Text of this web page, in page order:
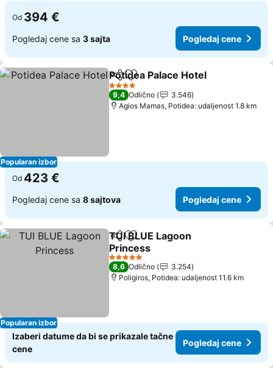
Od 394 €
Pogledaj cene sa 3 sajta Pogledaj cene
Popularan izbor
Deli Dodati u favorite
Potidea Palace Hotel
4 Zvezdice
9,4 Odlično
3.546
Agios Mamas, Potidea: udaljenost 1.8 km
Od 423 €
Pogledaj cene sa 8 sajtova Pogledaj cene
Popularan izbor
Deli Dodati u favorite
TUI BLUE Lagoon
Princess
5 Zvezdice
8,6 Odlično
3.254
Poligiros, Potidea: udaljenost 11.6 km
Izaberi datume da bi se prikazale tačne
cene
Pogledaj cene